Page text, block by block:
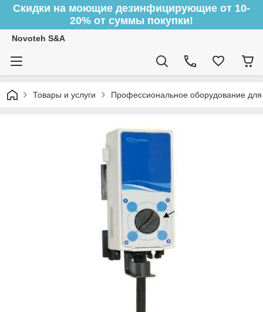
Скидки на моющие дезинфицирующие от 10-
20% от суммы покупки!
Novoteh S&A
Товары и услуги Профессиональное оборудование для